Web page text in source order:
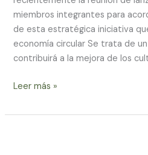
miembros integrantes para
de esta estratégica iniciativa
economía circular Se trata de
contribuirá a la mejora de los
Leer más »